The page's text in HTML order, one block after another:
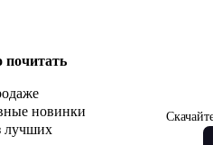
почитать
новинки
лучших